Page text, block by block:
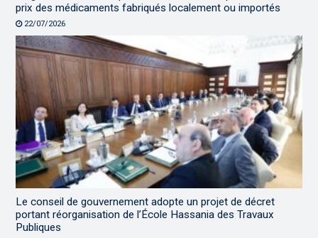
prix des médicaments fabriqués localement ou importés
22/07/2026
Le conseil de gouvernement adopte un projet de décret
portant réorganisation de l’École Hassania des Travaux
Publiques